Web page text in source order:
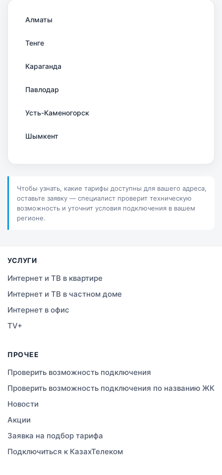
Алматы
Тенге
Караганда
Павлодар
Усть-Каменогорск
Шымкент
Петропавловск
Темиртау
Тараз
Правда
Свободное
Изюмовское
Чтобы узнать, какие тарифы доступны для вашего адреса,
оставьте заявку — специалист проверит техническую
возможность и уточнит условия подключения в вашем
регионе.
УСЛУГИ
Интернет и ТВ в квартире
Интернет и ТВ в частном доме
Интернет в офис
TV+
ПРОЧЕЕ
Проверить возможность подключения
Проверить возможность подключения по названию ЖК
Новости
Акции
Заявка на подбор тарифа
Подключиться к КазахТелеком